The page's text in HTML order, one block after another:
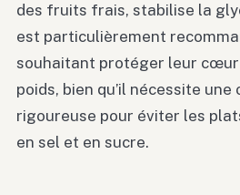
des fruits frais, stabilise la
est particulièrement
souhaitant protéger leur
poids, bien qu’il nécessite
rigoureuse pour éviter les
en sel et en sucre.